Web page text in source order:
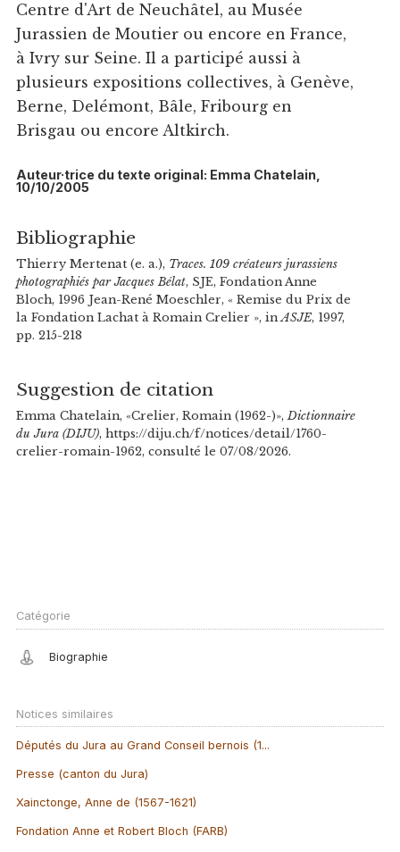
Centre d'Art de Neuchâtel, au Musée
Jurassien de Moutier ou encore en France,
à Ivry sur Seine. Il a participé aussi à
plusieurs expositions collectives, à Genève,
Berne, Delémont, Bâle, Fribourg en
Brisgau ou encore Altkirch.
Auteur·trice du texte original: Emma Chatelain,
10/10/2005
Bibliographie
Thierry Mertenat (e. a.), Traces. 109 créateurs jurassiens
photographiés par Jacques Bélat, SJE, Fondation Anne
Bloch, 1996 Jean-René Moeschler, « Remise du Prix de
la Fondation Lachat à Romain Crelier », inASJE, 1997,
pp. 215-218
Suggestion de citation
Emma Chatelain, «Crelier, Romain (1962-)», Dictionnaire
du Jura (DIJU), https://diju.ch/f/notices/detail/1760-
crelier-romain-1962, consulté le 07/08/2026.
Catégorie
Biographie
Notices similaires
Députés du Jura au Grand Conseil bernois (1...
Presse (canton du Jura)
Xainctonge, Anne de (1567-1621)
Fondation Anne et Robert Bloch (FARB)